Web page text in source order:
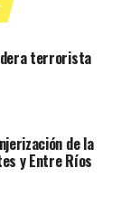
terrorista
de la
y Entre Ríos